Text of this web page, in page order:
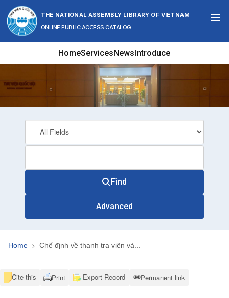
Skip to content
THE NATIONAL ASSEMBLY LIBRARY OF VIETNAM
ONLINE PUBLIC ACCESS CATALOG
HomeServicesNewsIntroduce
Find
Advanced
Home Chế định về thanh tra viên và...
Cite this Print Export Record Permanent link